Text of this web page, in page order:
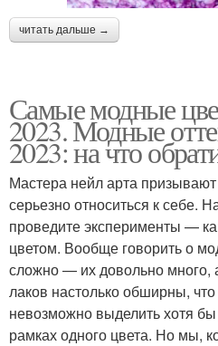
читать дальше →
Самые модные
2023. Модные
2023: на что
Мастера нейл арта
серьезно относиться к себе.
проведите эксперименты —
цветом. Вообще говорить о
сложно — их довольно
лаков настолько обширны,
невозможно выделить хотя
рамках одного цвета. Но мы,